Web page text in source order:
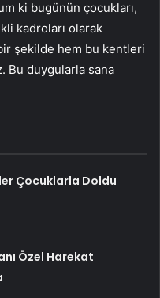
ki bugünün çocukları,
kadroları olarak
şekilde hem bu kentleri
Bu duygularla sana
Çocuklarla Doldu
Özel Harekat